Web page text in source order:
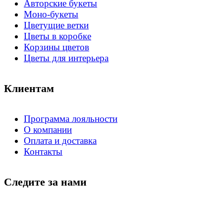
Авторские букеты
Моно-букеты
Цветущие ветки
Цветы в коробке
Корзины цветов
Цветы для интерьера
Клиентам
Программа лояльности
О компании
Оплата и доставка
Контакты
Следите за нами